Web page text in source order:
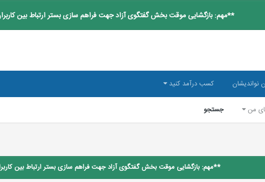
**مهم: بازگشایی موقت بخش گفتگوی آزاد جهت فراهم سازی بستر ارتباط بین
من جستجو
نواندیشان کسب درآمد کنید
**مهم: بازگشایی موقت بخش گفتگوی آزاد جهت فراهم سازی بستر ارتباط بین